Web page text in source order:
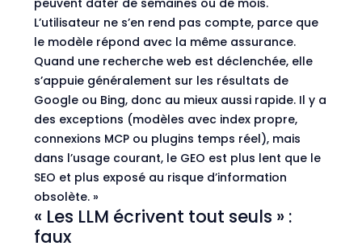
peuvent dater de semaines ou de mois.
L’utilisateur ne s’en rend pas compte, parce que
le modèle répond avec la même assurance.
Quand une recherche web est déclenchée, elle
s’appuie généralement sur les résultats de
Google ou Bing, donc au mieux aussi rapide. Il y a
des exceptions (modèles avec index propre,
connexions MCP ou plugins temps réel), mais
dans l’usage courant, le GEO est plus lent que le
SEO et plus exposé au risque d’information
obsolète. »
« Les LLM écrivent tout seuls » :
faux